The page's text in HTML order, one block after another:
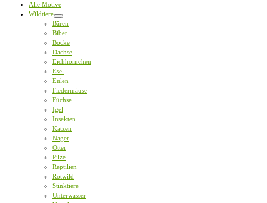
Alle Motive
Wildtiere
Bären
Biber
Böcke
Dachse
Eichhörnchen
Esel
Eulen
Fledermäuse
Füchse
Igel
Insekten
Katzen
Nager
Otter
Pilze
Reptilien
Rotwild
Stinktiere
Unterwasser